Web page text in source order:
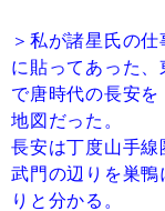
＞私が諸星氏の
に貼ってあった
で唐時代の長安
地図だった。
長安は丁度山手
武門の辺りを巣鴨
りと分かる。